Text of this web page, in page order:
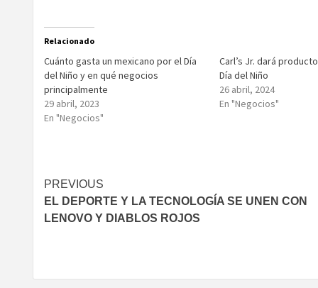
Relacionado
Cuánto gasta un mexicano por el Día
del Niño y en qué negocios
principalmente
29 abril, 2023
En "Negocios"
Carl’s Jr. dará
Día del Niño
26 abril, 2024
En "Negocios"
Post
navigation
PREVIOUS
EL DEPORTE Y LA TECNOLOGÍA SE UNEN CON
LENOVO Y DIABLOS ROJOS